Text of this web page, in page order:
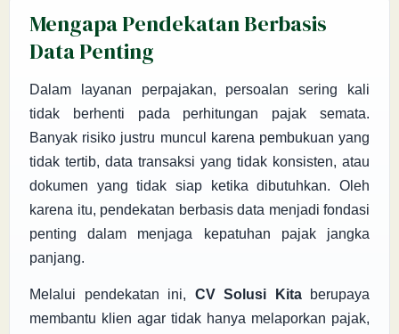
Mengapa Pendekatan Berbasis
Data Penting
Dalam layanan perpajakan, persoalan sering kali
tidak berhenti pada perhitungan pajak semata.
Banyak risiko justru muncul karena pembukuan yang
tidak tertib, data transaksi yang tidak konsisten, atau
dokumen yang tidak siap ketika dibutuhkan. Oleh
karena itu, pendekatan berbasis data menjadi fondasi
penting dalam menjaga kepatuhan pajak jangka
panjang.
Melalui pendekatan ini, CV Solusi Kitaberupaya
membantu klien agar tidak hanya melaporkan pajak,